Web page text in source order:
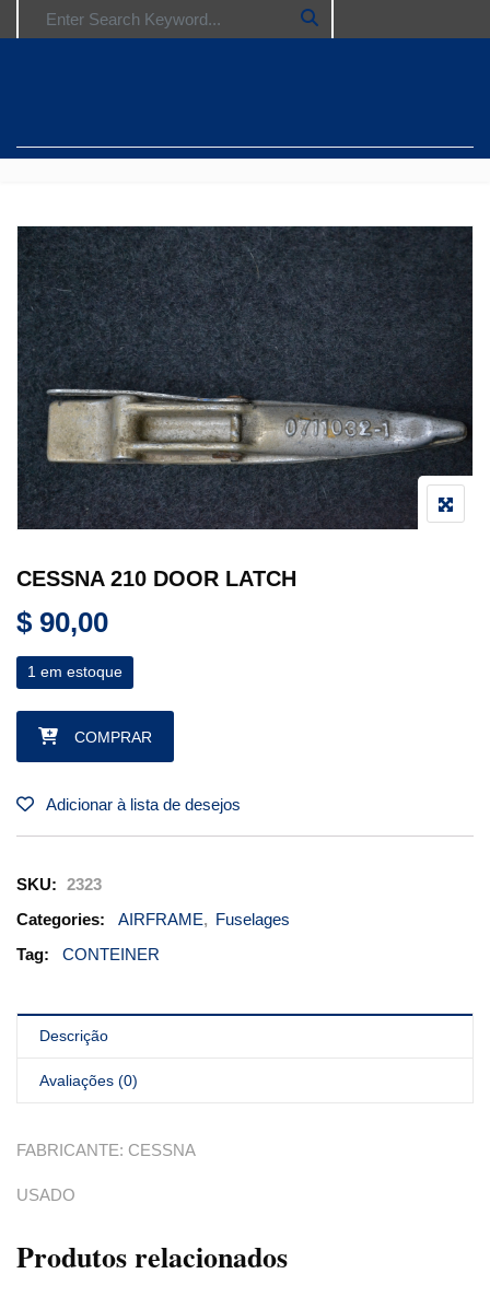
CESSNA 210 DOOR LATCH
$ 90,00
1 em estoque
CESSNA 210 DOOR LATCH quantidade
COMPRAR
Adicionar à lista de desejos
SKU: 2323
Categories:
AIRFRAME, Fuselages
Tag:
CONTEINER
Descrição
Avaliações (0)
FABRICANTE: CESSNA
USADO
Produtos relacionados